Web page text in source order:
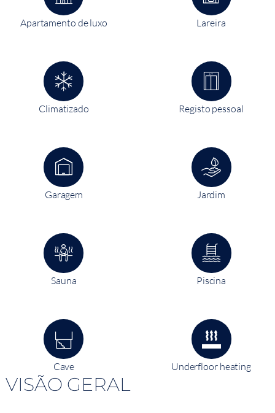
Apartamento de luxo Lareira
Climatizado Registo pessoal
Garagem Jardim
Sauna Piscina
Cave Underfloor heating
VISÃO GERAL